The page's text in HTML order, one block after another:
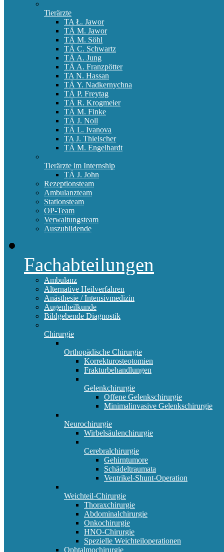
Tierärzte
TA Ł. Jawor
TÄ M. Jawor
TÄ M. Söhl
TÄ C. Schwartz
TÄ A. Jung
TÄ A. Franzpötter
TA N. Hassan
TÄ Y. Nadkernychna
TÄ P. Freytag
TÄ R. Krogmeier
TÄ M. Finke
TÄ J. Noll
TÄ L. Ivanova
TA J. Thielscher
TÄ M. Engelhardt
Tierärzte im Internship
TÄ J. John
Rezeptionsteam
Ambulanzteam
Stationsteam
OP-Team
Verwaltungsteam
Auszubildende
Fachabteilungen
Ambulanz
Alternative Heilverfahren
Anästhesie / Intensivmedizin
Augenheilkunde
Bildgebende Diagnostik
Chirurgie
Orthopädische Chirurgie
Korrekturosteotomien
Frakturbehandlungen
Gelenkchirurgie
Offene Gelenkschirurgie
Minimalinvasive Gelenkschirurgie
Neurochirurgie
Wirbelsäulenchirurgie
Cerebralchirurgie
Gehirntumore
Schädeltraumata
Ventrikel-Shunt-Operation
Weichteil-Chirurgie
Thoraxchirurgie
Abdominalchirurgie
Onkochirurgie
HNO-Chirurgie
Spezielle Weichteiloperationen
Ophtalmochirurgie